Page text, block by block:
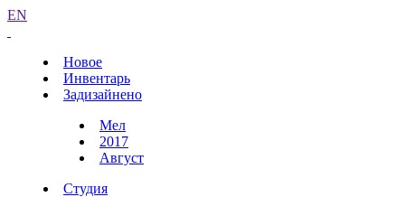
EN
Новое
Инвентарь
Задизайнено
Мел
2017
Август
Студия